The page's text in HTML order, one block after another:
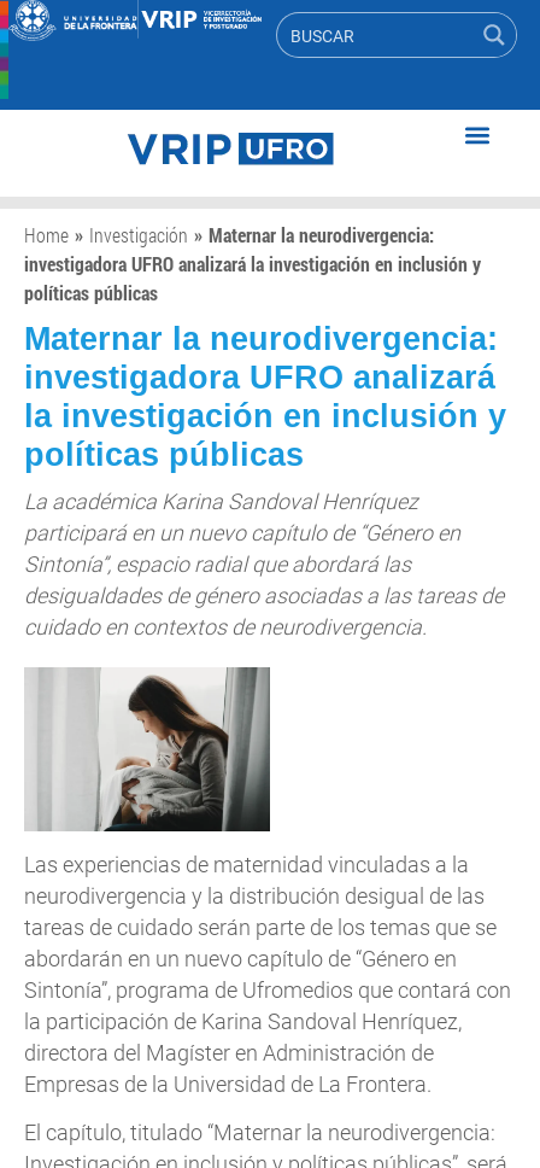
Home » Investigación » Maternar la neurodivergencia:
investigadora UFRO analizará la investigación en inclusión y
políticas públicas
Maternar la neurodivergencia:
investigadora UFRO analizará
la investigación en inclusión y
políticas públicas
La académica Karina Sandoval Henríquez
participará en un nuevo capítulo de “Género en
Sintonía”, espacio radial que abordará las
desigualdades de género asociadas a las tareas de
cuidado en contextos de neurodivergencia.
Las experiencias de maternidad vinculadas a la
neurodivergencia y la distribución desigual de las
tareas de cuidado serán parte de los temas que se
abordarán en un nuevo capítulo de “Género en
Sintonía”, programa de Ufromedios que contará con
la participación de Karina Sandoval Henríquez,
directora del Magíster en Administración de
Empresas de la Universidad de La Frontera.
El capítulo, titulado “Maternar la neurodivergencia: